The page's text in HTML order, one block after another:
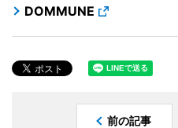
DOMMUNE
前の記事